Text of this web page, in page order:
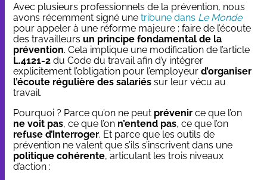
Avec plusieurs professionnels de la prévention, nous
avons récemment signé unetribune dans Le Monde
pour appeler à une réforme majeure : faire de l’écoute
des travailleursun principe fondamental de la
prévention. Cela implique une modification de l’article
L.4121-2 du Code du travail afin d’y intégrer
explicitement l’obligation pour l’employeurd’organiser
l’écoute régulière des salariéssur leur vécu au
travail.
Pourquoi ? Parce qu’on ne peut prévenir ce que l’on
ne voit pas, ce que l’on n’entend pas, ce que l’on
refuse d’interroger. Et parce que les outils de
prévention ne valent que s’ils s’inscrivent dans une
politique cohérente, articulant les trois niveaux
d’action :